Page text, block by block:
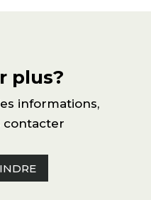
plus?
informations,
contacter